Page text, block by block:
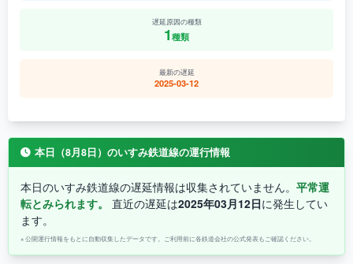
遅延原因の種類
1種類
最新の遅延
2025-03-12
本日（8月8日）のいすみ鉄道線の運行情報
本日のいすみ鉄道線の遅延情報は収集されていません。 平常運
転とみられます。
直近の遅延は2025年03月12日に発生してい
ます。
※ 公開運行情報をもとに自動収集したデータです。ご利用前に各鉄道会社の公式発表もご確認ください。